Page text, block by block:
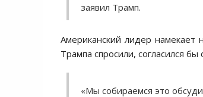
заявил Трамп.
Американский лидер намекает
Трампа спросили, согласился
«Мы собираемся это